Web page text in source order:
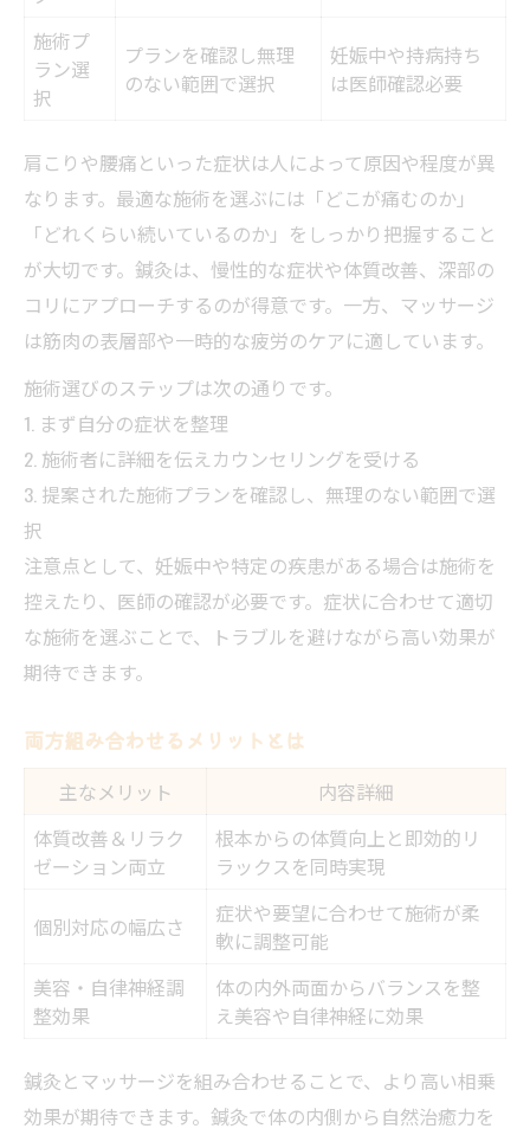
施術プ
ラン選
択
プランを確認し無理
のない範囲で選択
妊娠中や持病持ち
は医師確認必要
肩こりや腰痛といった症状は人によって原因や程度が異
なります。最適な施術を選ぶには「どこが痛むのか」
「どれくらい続いているのか」をしっかり把握すること
が大切です。鍼灸は、慢性的な症状や体質改善、深部の
コリにアプローチするのが得意です。一方、マッサージ
は筋肉の表層部や一時的な疲労のケアに適しています。
施術選びのステップは次の通りです。
1. まず自分の症状を整理
2. 施術者に詳細を伝えカウンセリングを受ける
3. 提案された施術プランを確認し、無理のない範囲で選
択
注意点として、妊娠中や特定の疾患がある場合は施術を
控えたり、医師の確認が必要です。症状に合わせて適切
な施術を選ぶことで、トラブルを避けながら高い効果が
期待できます。
両方組み合わせるメリットとは
主なメリット
内容詳細
体質改善＆リラク
ゼーション両立
根本からの体質向上と即効的リ
ラックスを同時実現
個別対応の幅広さ
症状や要望に合わせて施術が柔
軟に調整可能
美容・自律神経調
整効果
体の内外両面からバランスを整
え美容や自律神経に効果
鍼灸とマッサージを組み合わせることで、より高い相乗
効果が期待できます。鍼灸で体の内側から自然治癒力を